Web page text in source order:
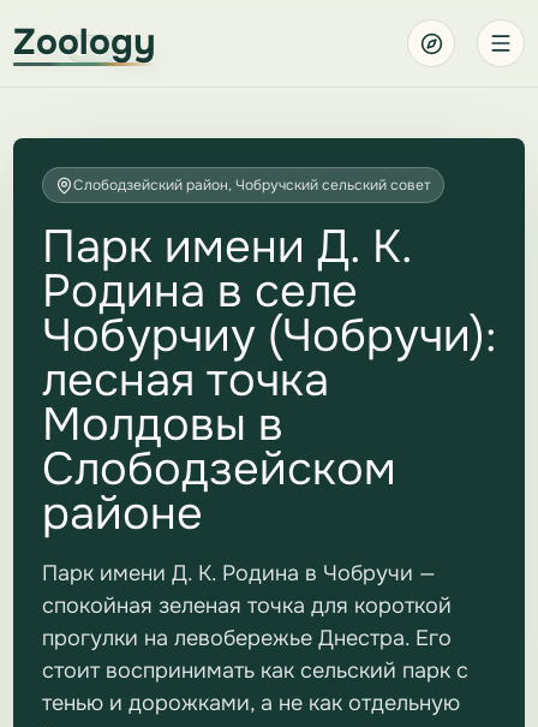
Zoology
Слободзейский район, Чобручский сельский совет
Парк имени Д. К.
Родина в селе
Чобурчиу (Чобручи):
лесная точка
Молдовы в
Слободзейском
районе
Парк имени Д. К. Родина в Чобручи —
спокойная зеленая точка для короткой
прогулки на левобережье Днестра. Его
стоит воспринимать как сельский парк с
тенью и дорожками, а не как отдельную